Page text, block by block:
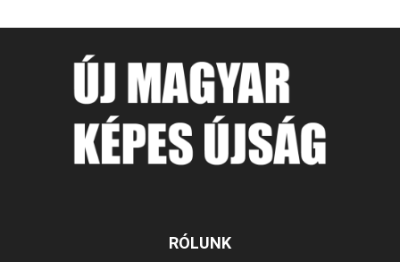
RÓLUNK